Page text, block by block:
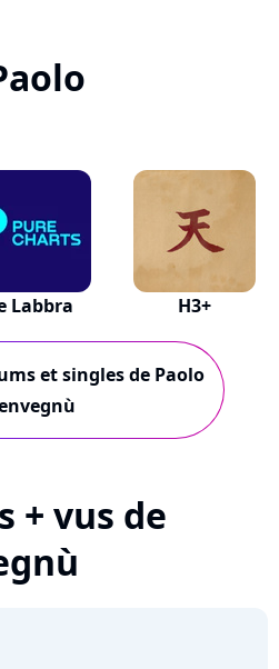
Labbra H3+
et singles de Paolo
+ vus de